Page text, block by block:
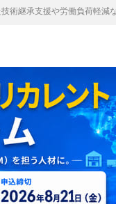
術継承支援や労働負荷軽減